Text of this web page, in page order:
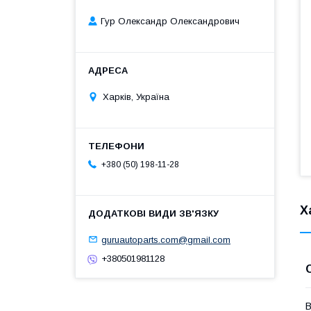
Гур Олександр Олександрович
Харків, Україна
+380 (50) 198-11-28
guruautoparts.com@gmail.com
+380501981128